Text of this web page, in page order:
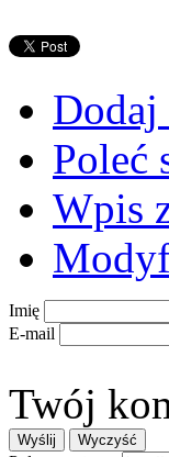
Dodaj
Poleć
Wpis
Imię
E-mail
Twój